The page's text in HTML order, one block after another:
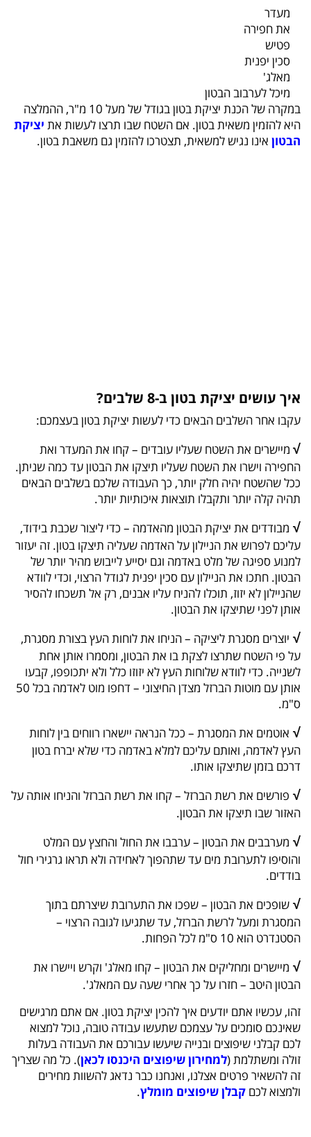
מעדר
את חפירה
פטיש
סכין יפנית
מאלג'
מיכל לערבוב הבטון
במקרה של הכנת יציקת בטון בגודל של מעל 10 מ"ר, ההמלצה
היא להזמין משאית בטון. אם השטח שבו תרצו לעשות את יציקת
הבטון אינו נגיש למשאית, תצטרכו להזמין גם משאבת בטון.
איך עושים יציקת בטון ב-8 שלבים?
עקבו אחר השלבים הבאים כדי לעשות יציקת בטון בעצמכם:
√ מיישרים את השטח שעליו עובדים – קחו את המעדר ואת
החפירה וישרו את השטח שעליו תיצקו את הבטון עד כמה שניתן.
ככל שהשטח יהיה חלק יותר, כך העבודה שלכם בשלבים הבאים
תהיה קלה יותר ותקבלו תוצאות איכותיות יותר.
√ מבודדים את יציקת הבטון מהאדמה – כדי ליצור שכבת בידוד,
עליכם לפרוש את הניילון על האדמה שעליה תיצקו בטון. זה יעזור
למנוע ספיגה של מלט באדמה וגם יסייע לייבוש מהיר יותר של
הבטון. חתכו את הניילון עם סכין יפנית לגודל הרצוי, וכדי לוודא
שהניילון לא יזוז, תוכלו להניח עליו אבנים, רק אל תשכחו להסיר
אותן לפני שתיצקו את הבטון.
√ יוצרים מסגרת ליציקה – הניחו את לוחות העץ בצורת מסגרת,
על פי השטח שתרצו לצקת בו את הבטון, ומסמרו אותן אחת
לשנייה. כדי לוודא שלוחות העץ לא יזוזו כלל ולא יתכופפו, קבעו
אותן עם מוטות הברזל מצדן החיצוני – דחפו מוט לאדמה בכל 50
ס"מ.
√ אוטמים את המסגרת – ככל הנראה יישארו רווחים בין לוחות
העץ לאדמה, ואותם עליכם למלא באדמה כדי שלא יברח בטון
דרכם בזמן שתיצקו אותו.
√ פורשים את רשת הברזל – קחו את רשת הברזל והניחו אותה על
האזור שבו תיצקו את הבטון.
√ מערבבים את הבטון – ערבבו את החול והחצץ עם המלט
והוסיפו לתערובת מים עד שתהפוך לאחידה ולא תראו גרגירי חול
בודדים.
√ שופכים את הבטון – שפכו את התערובת שיצרתם בתוך
המסגרת ומעל לרשת הברזל, עד שתגיעו לגובה הרצוי –
הסטנדרט הוא 10 ס"מ לכל הפחות.
√ מיישרים ומחליקים את הבטון – קחו מאלג' וקרש ויישרו את
הבטון היטב – חזרו על כך אחרי שעה עם המאלג'.
זהו, עכשיו אתם יודעים איך להכין יציקת בטון. אם אתם מרגישים
שאינכם סומכים על עצמכם שתעשו עבודה טובה, נוכל למצוא
לכם קבלני שיפוצים ובנייה שיעשו עבורכם את העבודה בעלות
זולה ומשתלמת (למחירון שיפוצים היכנסו לכאן). כל מה שצריך
זה להשאיר פרטים אצלנו, ואנחנו כבר נדאג להשוות מחירים
ולמצוא לכם קבלן שיפוצים מומלץ.